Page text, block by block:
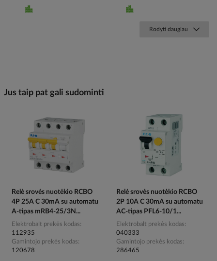
Rodyti daugiau
Jus taip pat gali sudominti
Relė srovės nuotėkio RCBO
4P 25A C 30mA su automatu
A-tipas mRB4-25/3N...
Elektrobalt prekės kodas
112935
Gamintojo prekės kodas
120678
Relė srovės nuotėkio RCBO
2P 10A C 30mA su automatu
AC-tipas PFL6-10/1...
Elektrobalt prekės kodas
040333
Gamintojo prekės kodas
286465